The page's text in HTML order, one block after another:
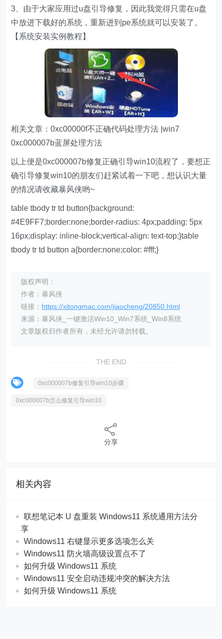
3、由于大家应用过u盘引导修复，因此我觉得只需在u盘
中放进下载好的系统，重新进到pe系统就可以安装了。
【系统安装实例教程】
相关文章：0xc00000f不正确代码处理方法 |win7
0xc000007b蓝屏处理方法
以上便是0xc000007b修复正确引导win10流程了，要想正
确引导修复win10的朋友们赶紧试着一下吧，想认识大量
的情况请收藏暴风侠哟~
table tbody tr td button{background:
#4E9FF7;border:none;border-radius: 4px;padding: 5px
16px;display: inline-block;vertical-align: text-top;}table
tbody tr td button a{border:none;color: #fff;}
版权声明：
作者：暴风侠
链接： https://xitongmac.com/jiaocheng/20850.html
来源：暴风侠_一键激活Win10_Win7系统_Win8系统
文章版权归作者所有，未经允许请勿转载。
THE END
0xc000007b修复引导win10步骤
0xc000007b怎么修复引导win10
分享
相关内容
联想笔记本 U 盘重装 Windows11 系统通用方法分
享
Windows11 右键显示更多选项怎么关
Windows11 防火墙高级设置点不了
如何升级 Windows11 系统
Windows11 安全启动违规冲突的解决方法
如何升级 Windows11 系统